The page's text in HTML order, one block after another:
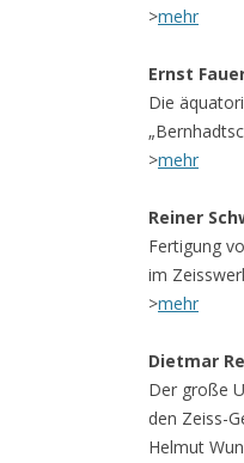
>mehr
Ernst
Die
>mehr
Reiner
Fertigung
im
>mehr
Dietmar
Der große
den Zeiss-
Helmut